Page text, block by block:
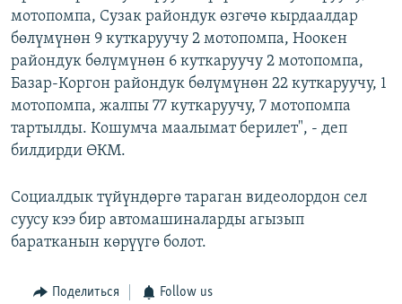
мотопомпа, Сузак райондук өзгөчө кырдаалдар
бөлүмүнөн 9 куткаруучу 2 мотопомпа, Ноокен
райондук бөлүмүнөн 6 куткаруучу 2 мотопомпа,
Базар-Коргон райондук бөлүмүнөн 22 куткаруучу, 1
мотопомпа, жалпы 77 куткаруучу, 7 мотопомпа
тартылды. Кошумча маалымат берилет", - деп
билдирди ӨКМ.
Социалдык түйүндөргө тараган видеолордон сел
суусу кээ бир автомашиналарды агызып
баратканын көрүүгө болот.
Поделиться Follow us